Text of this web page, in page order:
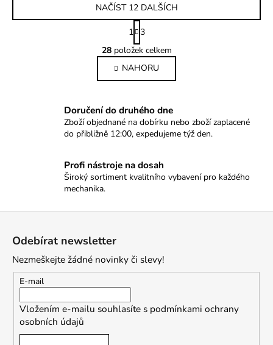
O
v
l
á
a
c
í
r
v
i
s
NAČÍST 12 DALŠÍCH
S
t
r
á
n
k
v
á
n
í
1
3
28položek celkem
NAHORU
Doručení do druhého dne
Zboží objednané na dobírku nebo zboží zaplacené
do přibližně 12:00, expedujeme týž den.
Profi nástroje na dosah
Široký sortiment kvalitního vybavení pro každého
mechanika.
Odebírat newsletter
Nezmeškejte žádné novinky či slevy!
E-mail
Vložením e-mailu souhlasíte s podmínkami ochrany
osobních údajů